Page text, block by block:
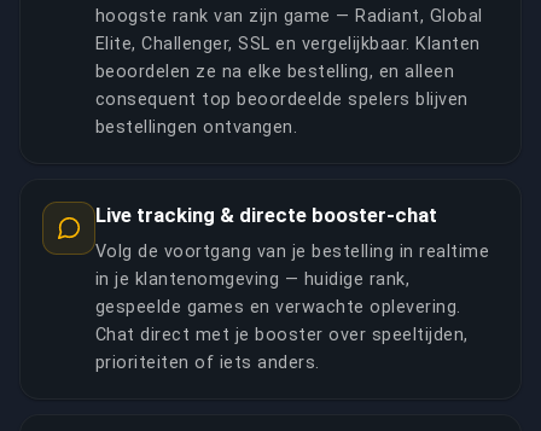
hoogste rank van zijn game — Radiant, Global
Elite, Challenger, SSL en vergelijkbaar. Klanten
beoordelen ze na elke bestelling, en alleen
consequent top beoordeelde spelers blijven
bestellingen ontvangen.
Live tracking & directe booster-chat
Volg de voortgang van je bestelling in realtime
in je klantenomgeving — huidige rank,
gespeelde games en verwachte oplevering.
Chat direct met je booster over speeltijden,
prioriteiten of iets anders.